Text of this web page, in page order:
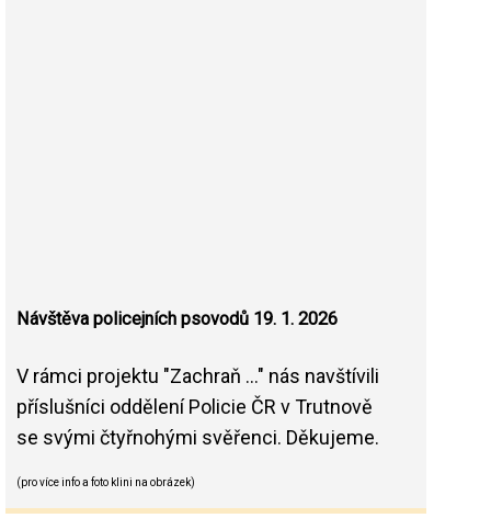
Návštěva policejních psovodů 19. 1. 2026
V rámci projektu "Zachraň ..." nás navštívili
příslušníci oddělení Policie ČR v Trutnově
se svými čtyřnohými svěřenci. Děkujeme.
(pro více info a foto klini na obrázek)